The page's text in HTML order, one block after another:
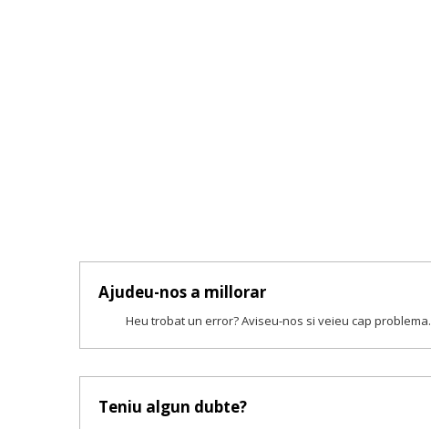
Ajudeu-nos a millorar
Heu trobat un error? Aviseu-nos si veieu cap problema.
Teniu algun dubte?